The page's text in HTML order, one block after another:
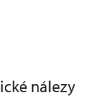
nálezy